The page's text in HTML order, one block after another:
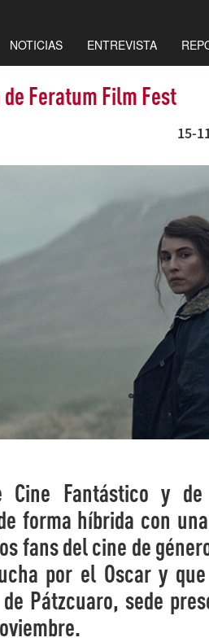
NOTICIAS ENTREVISTA
Feratum Film Fest
15-
Fantástico y de
forma híbrida con
fans del cine de
por el Oscar y
Pátzcuaro, sede